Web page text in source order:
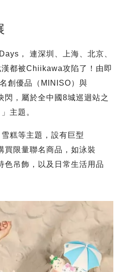
， 連深圳、上海、北京、
都被Chiikawa攻陷了！由即
創優品（MINISO）與
，屬於全中國8城巡迴站之
主題。
糕等主題，設有巨型
限量聯名商品，如泳裝
吊飾，以及日常生活用品